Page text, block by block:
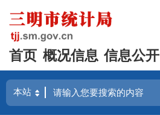
首页 概况信息 信息公开